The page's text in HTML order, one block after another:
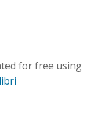
for free using